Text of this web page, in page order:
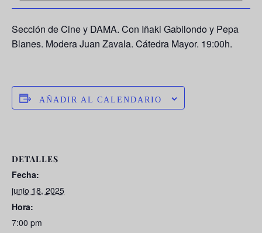
Sección de Cine y DAMA. Con Iñaki Gabilondo y Pepa
Blanes. ModeraJuan Zavala. Cátedra Mayor. 19:00h.
AÑADIR AL CALENDARIO
DETALLES
Fecha:
junio 18, 2025
Hora:
7:00 pm